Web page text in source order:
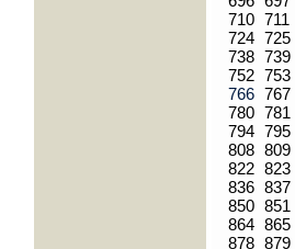
710 711
724 725
738 739
752 753
766 767
780 781
794 795
808 809
822 823
836 837
850 851
864 865
878 879